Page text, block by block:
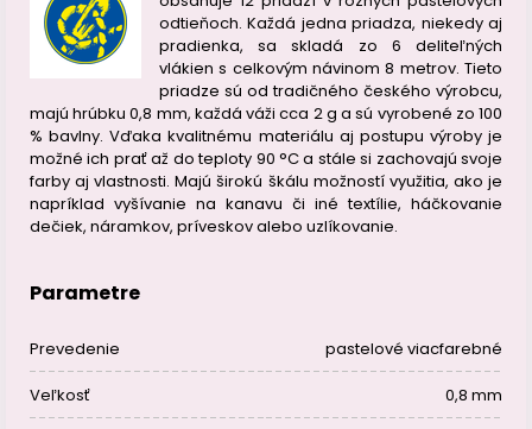
odtieňoch. Každá jedna priadza, niekedy aj
pradienka, sa skladá zo 6 deliteľných
vlákien s celkovým návinom 8 metrov. Tieto
priadze sú od tradičného českého výrobcu,
majú hrúbku 0,8 mm, každá váži cca 2 g a sú vyrobené zo 100
% bavlny. Vďaka kvalitnému materiálu aj postupu výroby je
možné ich prať až do teploty 90 °C a stále si zachovajú svoje
farby aj vlastnosti. Majú širokú škálu možností využitia, ako je
napríklad vyšívanie na kanavu či iné textílie, háčkovanie
dečiek, náramkov, príveskov alebo uzlíkovanie.
Parametre
Prevedenie pastelové viacfarebné
Veľkosť 0,8 mm